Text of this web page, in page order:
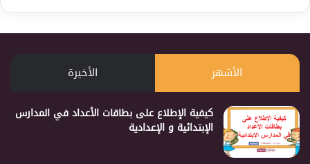
الأشهر الأخيرة
كيفية الإطلاع على بطاقات الأعداد في المدارس
الإبتدائية و الإعدادية